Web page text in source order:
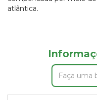
atlântica.